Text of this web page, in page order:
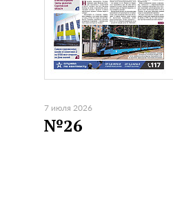
7 июля 2026
№26